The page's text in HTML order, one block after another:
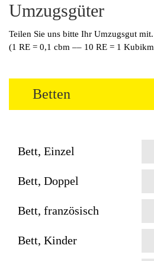
Umzugsgüter
Teilen Sie uns bitte Ihr Umzugsgut mit.
(1 RE = 0,1 cbm –– 10 RE = 1
Betten
Bett, Einzel
Bett, Doppel
Bett, französisch
Bett, Kinder